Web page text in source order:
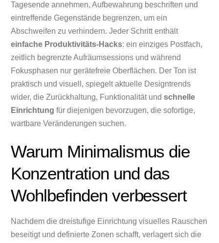
Tagesende annehmen, Aufbewahrung beschriften und
eintreffende Gegenstände begrenzen, um ein
Abschweifen zu verhindern. Jeder Schritt enthält
einfache Produktivitäts-Hacks: ein einziges Postfach,
zeitlich begrenzte Aufräumsessions und während
Fokusphasen nur gerätefreie Oberflächen. Der Ton ist
praktisch und visuell, spiegelt aktuelle Designtrends
wider, die Zurückhaltung, Funktionalität undschnelle
Einrichtung für diejenigen bevorzugen, die sofortige,
wartbare Veränderungen suchen.
Warum Minimalismus die
Konzentration und das
Wohlbefinden verbessert
Nachdem die dreistufige Einrichtung visuelles Rauschen
beseitigt und definierte Zonen schafft, verlagert sich die